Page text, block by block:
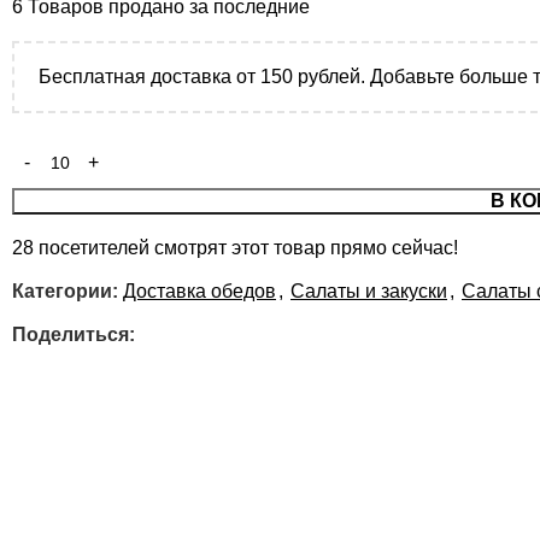
6 Товаров продано за последние
Бесплатная доставка от 150 рублей. Добавьте больше
В
28 посетителей смотрят этот товар прямо сейчас!
Категории: Доставка обедов , Салаты и закуски , Салаты
Поделиться: